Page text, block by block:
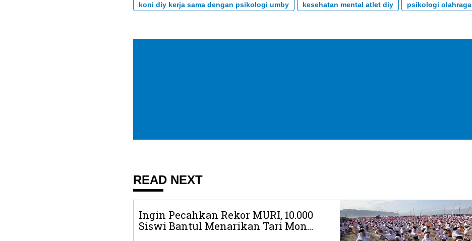
koni diy kerja sama dengan psikologi umby
kesehatan mental atlet diy psikologi olahraga
READ NEXT
Ingin Pecahkan Rekor MURI, 10.000
Siswi Bantul Menarikan Tari Mon...